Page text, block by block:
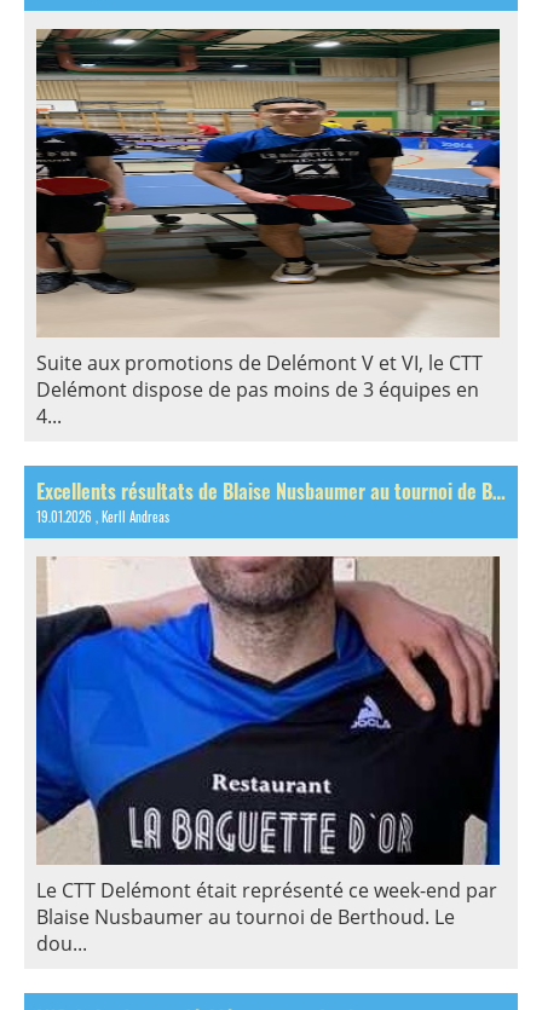
Suite aux promotions de Delémont V et VI, le CTT
Delémont dispose de pas moins de 3 équipes en
4...
Excellents résultats de Blaise Nusbaumer au tournoi de Berthoud!
19.01.2026 , Kerll Andreas
Le CTT Delémont était représenté ce week-end par
Blaise Nusbaumer au tournoi de Berthoud. Le
dou...